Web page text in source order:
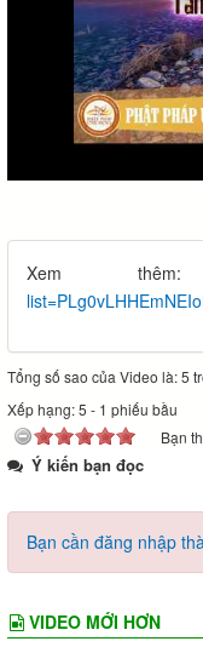
Xem
Tổng số sao của Video là: 5
Xếp hạng:5 - 1 phiếu bầu
Bạn
Ý kiến bạn đọc
Bạn cần đăng nhập
VIDEO MỚI HƠN